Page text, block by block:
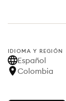
IDIOMA Y REGIÓN
Español
Colombia